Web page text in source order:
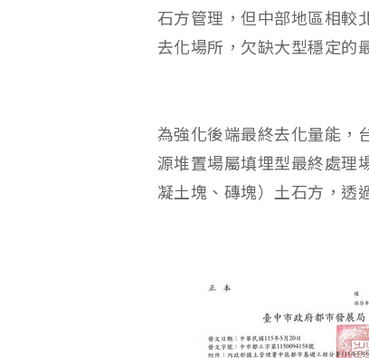
石方管理，但中部地區相較
去化場所，欠缺大型穩定的
為強化後端最終去化量能，
源堆置場屬填埋型最終處理
凝土塊、磚塊）土石方，透